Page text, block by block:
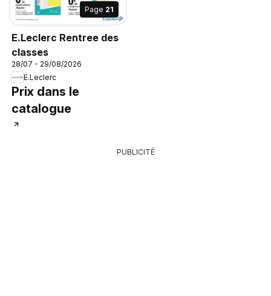
Page 21
E.Leclerc Rentree des
classes
28/07 - 29/08/2026
E.Leclerc
Prix dans le
catalogue
PUBLICITÉ